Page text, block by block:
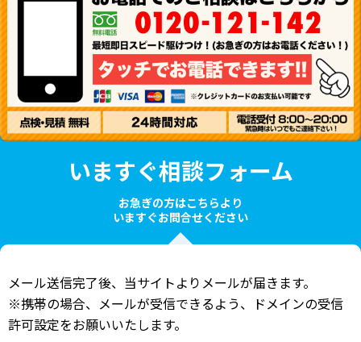
いますぐ相談フォーム
お急ぎの方はこちらより
いますぐお問合せください
メール送信完了後、当サイトよりメールが届きます。
※携帯の場合、メールが受信できるよう、ドメインの受信
許可設定をお願いいたします。